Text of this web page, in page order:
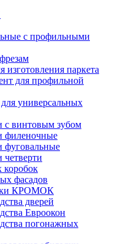
с профильными
изготовления паркета
для профильной
универсальных
с винтовым зубом
филеночные
фуговальные
коробок
фасадов
КРОМОК
дверей
Евроокон
погонажных